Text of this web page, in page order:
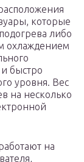
которые
либо
охлаждением
быстро
уровня. Вес
на несколько
на